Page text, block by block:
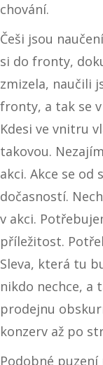
chování.
Češi jsou
si do fronty,
zmizela, naučili
fronty, a tak se v
Kdesi ve vnitru
takovou.
akci. Akce se od
dočasností.
v akci.
příležitost.
Sleva, která tu
nikdo nechce, a
prodejnu
konzerv až po
Podobné